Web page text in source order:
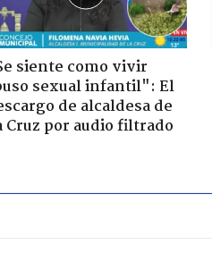
siente como vivir
sexual infantil": El
de alcaldesa de
Cruz por audio filtrado